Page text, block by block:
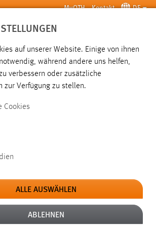
MyOTH Kontakt DE
SUCHE
JETZT BEWERBEN
auf unserer Website. Einige von ihnen
während andere uns helfen,
verbessern oder zusätzliche
zur Verfügung zu stellen.
Cookies
ALLE AUSWÄHLEN
ABLEHNEN